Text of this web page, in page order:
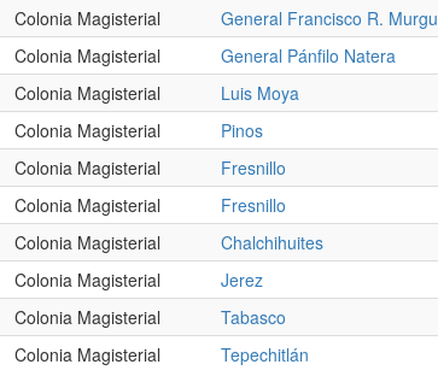
Colonia Magisterial General Francisco R.
Colonia Magisterial General Pánfilo Natera
Colonia Magisterial Luis Moya
Colonia Magisterial Pinos
Colonia Magisterial Fresnillo
Colonia Magisterial Fresnillo
Colonia Magisterial Chalchihuites
Colonia Magisterial Jerez
Colonia Magisterial Tabasco
Colonia Magisterial Tepechitlán